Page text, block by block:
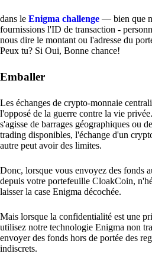
dans le Enigma challenge — bien que
fournissions l'ID de transaction -
nous dire le montant ou l'adresse du
Peux tu? Si Oui, Bonne chance!
Emballer
Les échanges de crypto-monnaie
l'opposé de la guerre contre la vie
s'agisse de barrages géographiques ou
trading disponibles, l'échange d'un
autre peut avoir des limites.
Donc, lorsque vous envoyez des fonds
depuis votre portefeuille CloakCoin,
laisser la case Enigma décochée.
Mais lorsque la confidentialité est une
utilisez notre technologie Enigma non
envoyer des fonds hors de portée des
indiscrets.